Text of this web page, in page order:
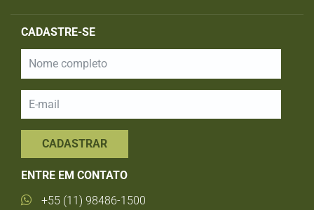
CADASTRE-SE
CADASTRAR
ENTRE EM CONTATO
+55 (11) 98486-1500